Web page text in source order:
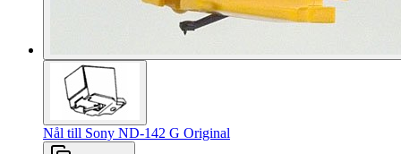
Nål till Sony ND-142 G Original